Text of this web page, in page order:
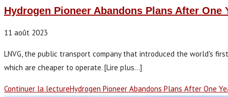
Hydrogen Pioneer Abandons Plans After One
11 août 2023
LNVG, the public transport company that introduced the world's
which are cheaper to operate. [Lire plus...]
Continuer la lectureHydrogen Pioneer Abandons Plans After One